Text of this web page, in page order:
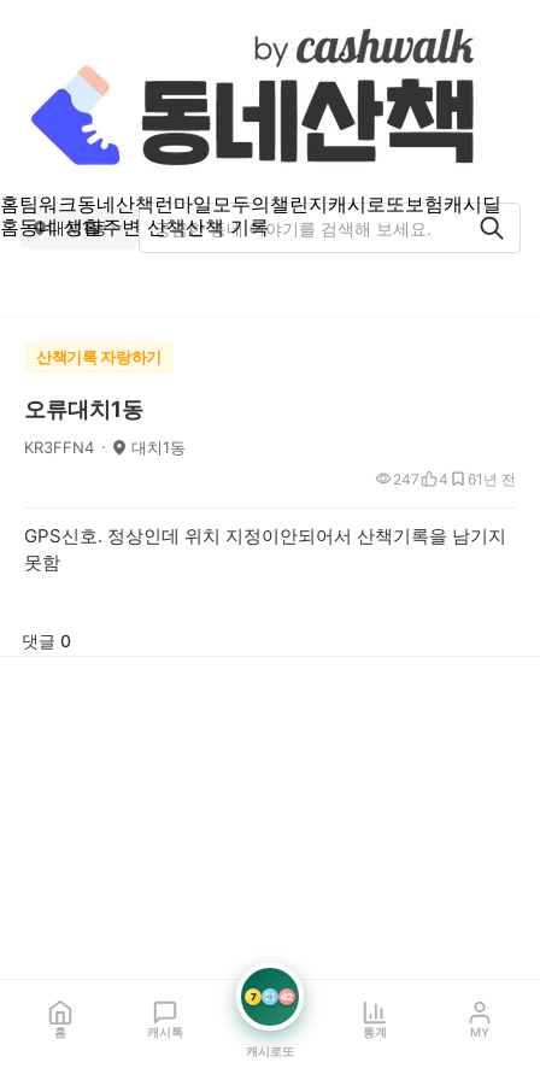
홈팀워크동네산책런마일모두의챌린지캐시로또보험캐시딜
홈동네 생활주변 산책산책 기록
대치1동
산책기록 자랑하기
오류대치1동
KR3FFN4 대치1동
1년 전
247 4 6
GPS신호. 정상인데 위치 지정이안되어서 산책기록을 남기지
못함
댓글 0
홈 캐시톡
7 21 42
캐시로또
통계 MY